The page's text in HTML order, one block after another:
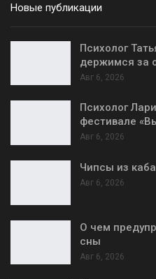
Новые публикации
Психолог
держимся за
Авг 6, 2026
Психолог
фестивале
Авг 6, 2026
Чипсы из
Авг 6, 2026
О чем
сны
Авг 6, 2026